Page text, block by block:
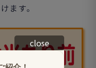
ます。
close